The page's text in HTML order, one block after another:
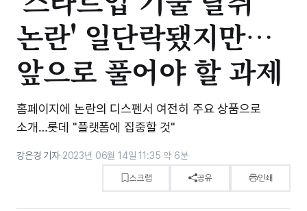
논란' 일단락됐지만…
앞으로 풀어야 할 과제
홈페이지에 논란의 디스펜서 여전히 주요 상품으로
소개…롯데 "플랫폼에 집중할 것"
강은경 기자·2023년 06월 14일 11:35·약 6분
스크랩 공유 인쇄